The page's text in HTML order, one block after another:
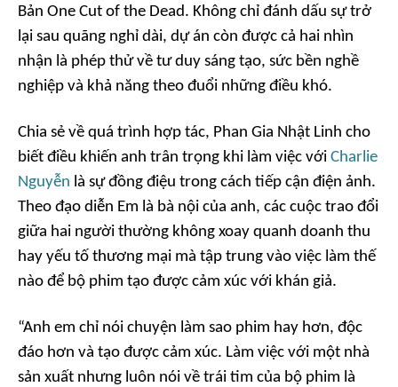
Bản One Cut of the Dead. Không chỉ đánh dấu sự trở
lại sau quãng nghỉ dài, dự án còn được cả hai nhìn
nhận là phép thử về tư duy sáng tạo, sức bền nghề
nghiệp và khả năng theo đuổi những điều khó.
Chia sẻ về quá trình hợp tác, Phan Gia Nhật Linh cho
biết điều khiến anh trân trọng khi làm việc với Charlie
Nguyễn là sự đồng điệu trong cách tiếp cận điện ảnh.
Theo đạo diễn Em là bà nội của anh, các cuộc trao đổi
giữa hai người thường không xoay quanh doanh thu
hay yếu tố thương mại mà tập trung vào việc làm thế
nào để bộ phim tạo được cảm xúc với khán giả.
“Anh em chỉ nói chuyện làm sao phim hay hơn, độc
đáo hơn và tạo được cảm xúc. Làm việc với một nhà
sản xuất nhưng luôn nói về trái tim của bộ phim là